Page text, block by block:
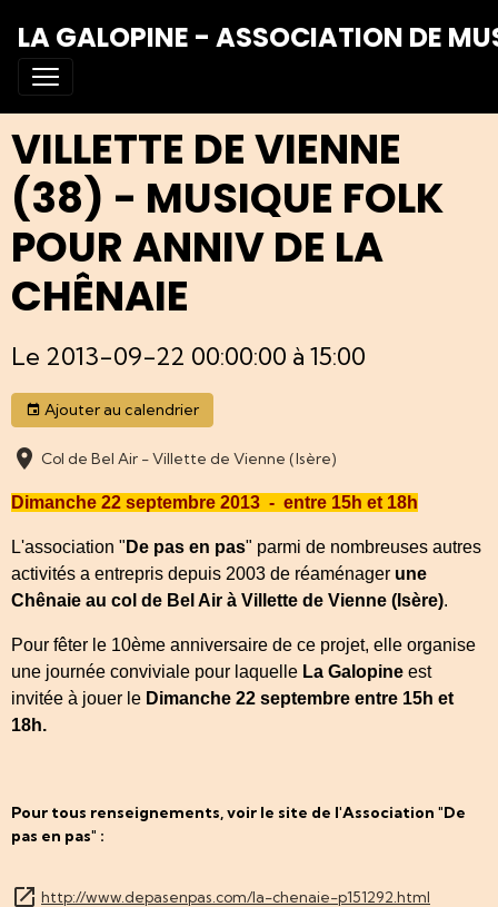
LA GALOPINE - ASSOCIATION DE
VILLETTE DE VIENNE
(38) - MUSIQUE FOLK
POUR ANNIV DE LA
CHÊNAIE
Le 2013-09-22 00:00:00 à 15:00
Ajouter au calendrier
Col de Bel Air - Villette de Vienne (Isère)
Dimanche 22 septembre 2013 - entre 15h et 18h
L'association " De pas en pas" parmi de nombreuses autres
activités a entrepris depuis 2003 de réaménager une
Chênaie au col de Bel Air à Villette de Vienne (Isère).
Pour fêter le 10ème anniversaire de ce projet, elle organise
une journée conviviale pour laquelle La Galopine est
invitée à jouer le Dimanche 22 septembre entre 15h et
18h.
Pour tous renseignements, voir le site de l'Association "De
pas en pas" :
http://www.depasenpas.com/la-chenaie-p151292.html